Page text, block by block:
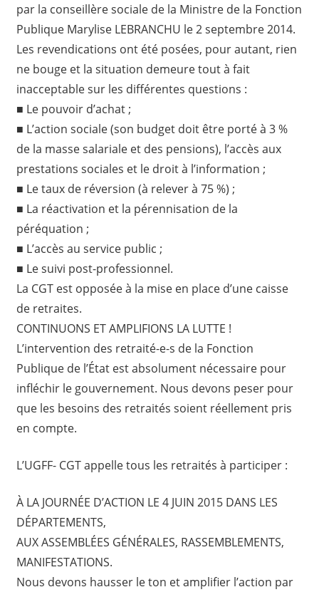
par la conseillère sociale de la Ministre de la Fonction
Publique Marylise LEBRANCHU le 2 septembre 2014.
Les revendications ont été posées, pour autant, rien
ne bouge et la situation demeure tout à fait
inacceptable sur les différentes questions :
■ Le pouvoir d’achat ;
■ L’action sociale (son budget doit être porté à 3 %
de la masse salariale et des pensions), l’accès aux
prestations sociales et le droit à l’information ;
■ Le taux de réversion (à relever à 75 %) ;
■ La réactivation et la pérennisation de la
péréquation ;
■ L’accès au service public ;
■ Le suivi post-professionnel.
La CGT est opposée à la mise en place d’une caisse
de retraites.
CONTINUONS ET AMPLIFIONS LA LUTTE !
L’intervention des retraité-e-s de la Fonction
Publique de l’État est absolument nécessaire pour
infléchir le gouvernement. Nous devons peser pour
que les besoins des retraités soient réellement pris
en compte.
L’UGFF- CGT appelle tous les retraités à participer :
À LA JOURNÉE D’ACTION LE 4 JUIN 2015 DANS LES
DÉPARTEMENTS,
AUX ASSEMBLÉES GÉNÉRALES, RASSEMBLEMENTS,
MANIFESTATIONS.
Nous devons hausser le ton et amplifier l’action par